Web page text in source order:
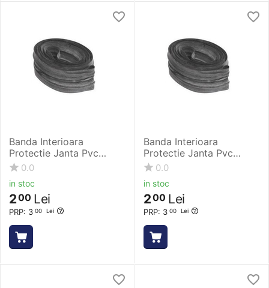
Banda Interioara
Protectie Janta Pvc
Rubena - 26 Inch, 13 x
559 mm
0.0
in stoc
PRP: 3 00 Lei
200 Lei
Banda Interioara
Protectie Janta Pvc
Rubena - 26 Inch, 559 x
18 mm
0.0
in stoc
PRP: 3 00 Lei
200 Lei